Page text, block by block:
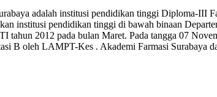
adalah institusi pendidikan tinggi Diploma-III
institusi pendidikan tinggi di bawah binaan
2012 pada bulan Maret. Pada tangga 07
B oleh LAMPT-Kes . Akademi Farmasi Surabaya